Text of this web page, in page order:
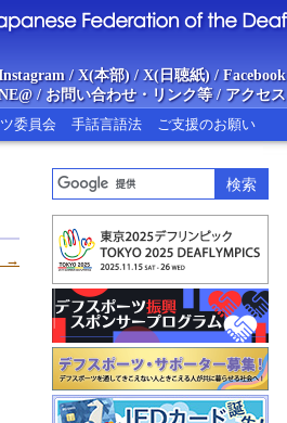
Federation of the Deaf
/ X(本部)/ X(日聴紙)/ Facebook
/ お問い合わせ・リンク等/ アクセス
委員会 手話言語法 ご支援のお願い
→